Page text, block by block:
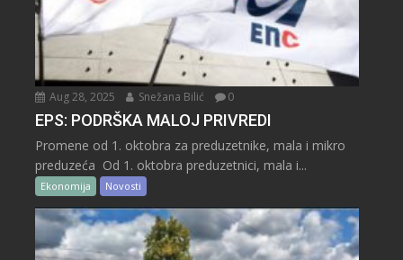
Aug 28, 2025 Snežana Bilić 0
EPS: PODRŠKA MALOJ PRIVREDI
Promene od 1. oktobra za preduzetnike, mala i mikro
preduzeća Od 1. oktobra preduzetnici, mala i...
Ekonomija Novosti